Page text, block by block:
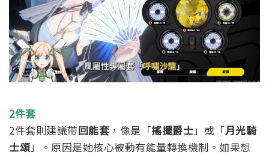
2件套
2件套則建議帶回能套 ，像是「搖擺爵士」或「月光騎
士頌」。原因是她核心被動有能量轉換機制。如果想